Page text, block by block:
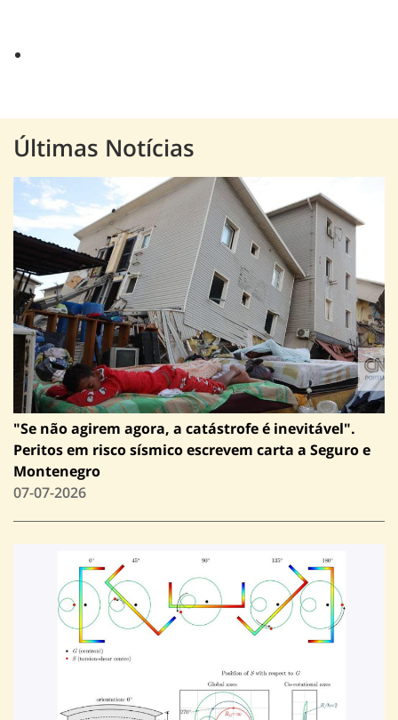
Últimas Notícias
"Se não agirem agora, a catástrofe é inevitável".
Peritos em risco sísmico escrevem carta a Seguro e
Montenegro
07-07-2026